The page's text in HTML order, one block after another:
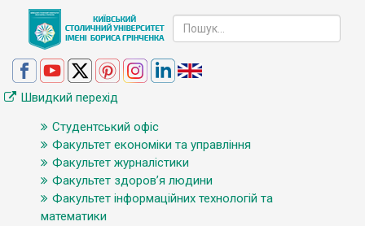
Швидкий перехід
Студентський офіс
Факультет економіки та управління
Факультет журналістики
Факультет здоров’я людини
Факультет інформаційних технологій та
математики